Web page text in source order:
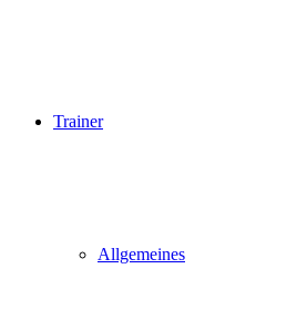
Trainer
Allgemeines